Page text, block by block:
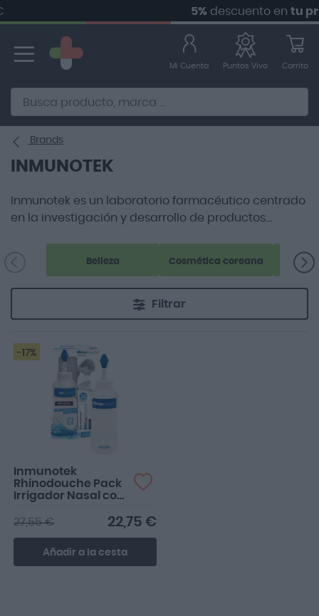
5%descuento entu
contenido
Alternative to Doofinder Ecommerce Search
Mi Cuenta Puntos Vivo Carrito
Brands
INMUNOTEK
Inmunotek es un laboratorio farmacéutico centrado
en la investigación y desarrollo de productos
diferentes enfermedades del campo de la alergia e
Belleza Cosmética coreana
Filtrar
-17%
Inmunotek
Rhinodouche Pack
Irrigador Nasal con
sobres
22,75 €
27,55 €
Añadir a la cesta